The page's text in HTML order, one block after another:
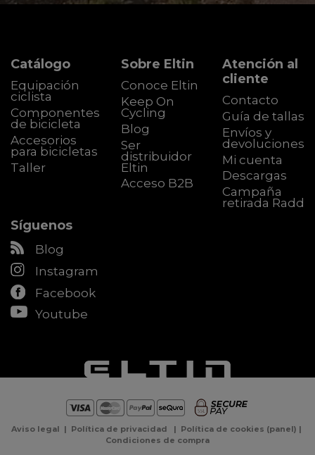
Catálogo
Equipación
ciclista
Componentes
de bicicleta
Accesorios
para bicicletas
Taller
Sobre Eltin
Conoce Eltin
Keep On
Cycling
Blog
Ser
distribuidor
Eltin
Acceso B2B
Atención al
cliente
Contacto
Guía de tallas
Envíos y
devoluciones
Mi cuenta
Descargas
Campaña
retirada Radd
Síguenos
Blog
Instagram
Facebook
Youtube
Aviso legal | Política de privacidad | Política de cookies (panel) |
Condiciones de compra